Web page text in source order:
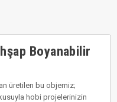
Boyanabilir
üretilen bu objemiz;
hobi projelerinizin